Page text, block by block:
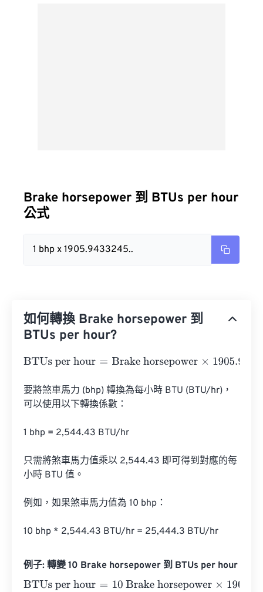
Brake horsepower 到 BTUs per hour
公式
1 bhp x 1905.9433245..
如何轉換 Brake horsepower 到
BTUs per hour?
BTUs per hour=Brake horsepower×1905.9433245
要將煞車馬力 (bhp) 轉換為每小時 BTU (BTU/hr)，
可以使用以下轉換係數：
1 bhp = 2,544.43 BTU/hr
只需將煞車馬力值乘以 2,544.43 即可得到對應的每
小時 BTU 值。
例如，如果煞車馬力值為 10 bhp：
10 bhp * 2,544.43 BTU/hr = 25,444.3 BTU/hr
例子: 轉變 10 Brake horsepower 到 BTUs per hour
BTUs per hour=10 Brake horsepower×1905.9433245